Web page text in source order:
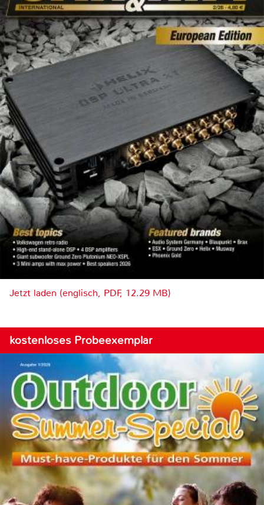
Jetzt laden (englisch, PDF, 12.29 MB)
kostenloses Probeexemplar